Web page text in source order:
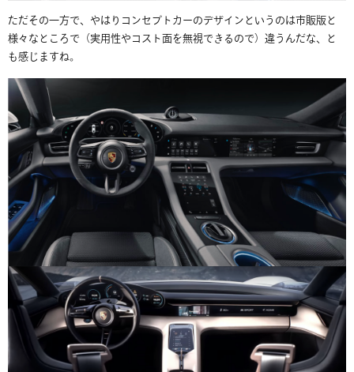
ただその一方で、やはりコンセプトカーのデザインというのは市販版と
様々なところで（実用性やコスト面を無視できるので）違うんだな、と
も感じますね。